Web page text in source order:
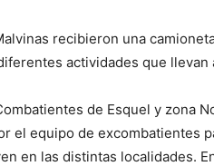
recibieron una
actividades que llevan
de Esquel y zona
el equipo de excombatientes
en las distintas localidades.